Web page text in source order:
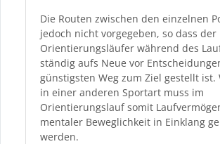
Die Routen zwischen den einzelnen
jedoch nicht vorgegeben, so dass der
Orientierungsläufer während des
ständig aufs Neue vor
günstigsten Weg zum Ziel gestellt ist.
in einer anderen Sportart muss im
Orientierungslauf somit
mentaler Beweglichkeit in Einklang
werden.